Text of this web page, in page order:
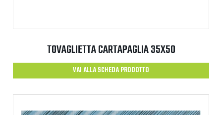
TOVAGLIETTA CARTAPAGLIA 35X50
VAI ALLA SCHEDA PRODOTTO